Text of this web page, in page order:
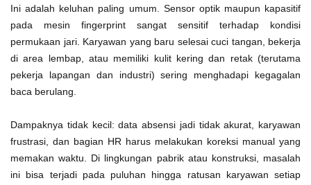
Ini adalah keluhan paling umum. Sensor optik maupun kapasitif
pada mesin fingerprint sangat sensitif terhadap kondisi
permukaan jari. Karyawan yang baru selesai cuci tangan, bekerja
di area lembap, atau memiliki kulit kering dan retak (terutama
pekerja lapangan dan industri) sering menghadapi kegagalan
baca berulang.
Dampaknya tidak kecil: data absensi jadi tidak akurat, karyawan
frustrasi, dan bagian HR harus melakukan koreksi manual yang
memakan waktu. Di lingkungan pabrik atau konstruksi, masalah
ini bisa terjadi pada puluhan hingga ratusan karyawan setiap